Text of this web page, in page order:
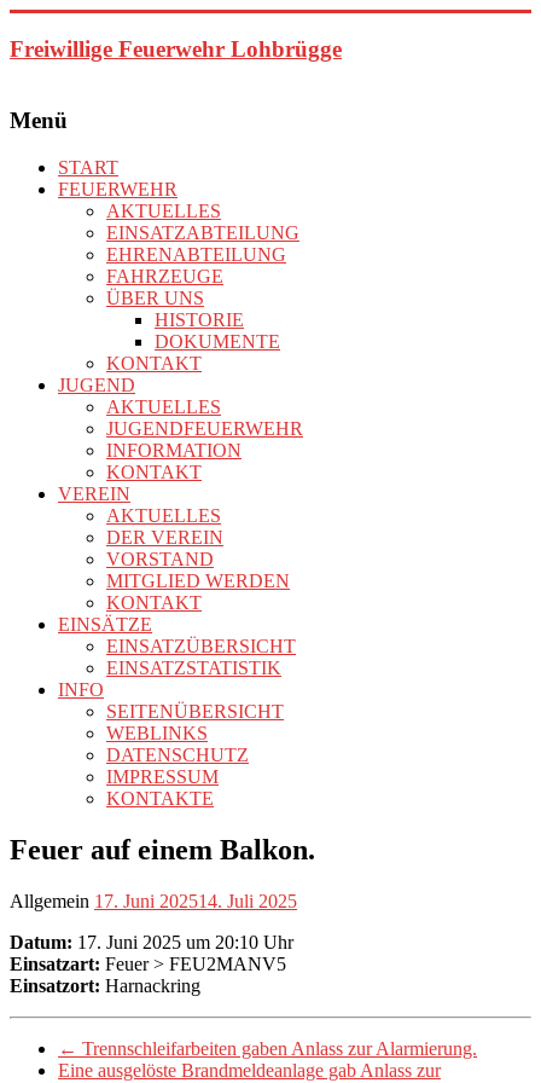
Inhalt
springen
Freiwillige Feuerwehr Lohbrügge
Menü
START
FEUERWEHR
AKTUELLES
EINSATZABTEILUNG
EHRENABTEILUNG
FAHRZEUGE
ÜBER UNS
HISTORIE
DOKUMENTE
KONTAKT
JUGEND
AKTUELLES
JUGENDFEUERWEHR
INFORMATION
KONTAKT
VEREIN
AKTUELLES
DER VEREIN
VORSTAND
MITGLIED WERDEN
KONTAKT
EINSÄTZE
EINSATZÜBERSICHT
EINSATZSTATISTIK
INFO
SEITENÜBERSICHT
WEBLINKS
DATENSCHUTZ
IMPRESSUM
KONTAKTE
Feuer auf einem Balkon.
Allgemein 17. Juni 202514. Juli 2025
Datum: 17. Juni 2025 um 20:10 Uhr
Einsatzart: Feuer > FEU2MANV5
Einsatzort: Harnackring
← Trennschleifarbeiten gaben Anlass zur Alarmierung.
Eine ausgelöste Brandmeldeanlage gab Anlass zur